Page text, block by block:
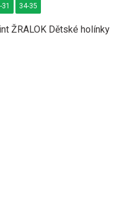
ŽRALOK Dětské holínky
31 34-35